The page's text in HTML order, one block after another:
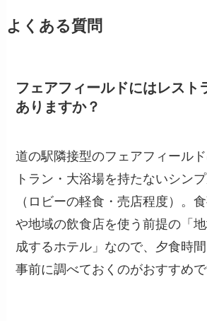
よくある質問
フェアフィールドにはレスト
ありますか？
道の駅隣接型のフェアフィール
トラン・大浴場を持たないシン
（ロビーの軽食・売店程度）。
や地域の飲食店を使う前提の「
成するホテル」なので、夕食時
事前に調べておくのがおすすめで